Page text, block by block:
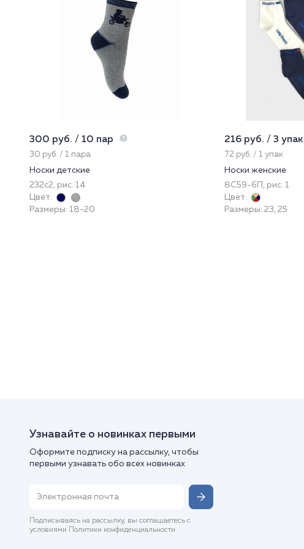
300 руб. / 10 пар
30 руб. / 1 пара
Носки детские
232с2, рис. 14
Цвет:
Размеры: 18-20
216 руб. / 3 упак
72 руб. / 1 упак
Носки женские
8С59-6П, рис. 1
Цвет:
Размеры: 23, 25
Узнавайте о новинках первыми
Оформите подписку на рассылку, чтобы
первыми узнавать обо всех новинках
Подписываясь на рассылку, вы соглашаетесь с
условиями Политики конфиденциальности